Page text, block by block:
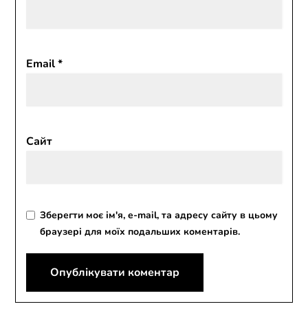
Email*
Сайт
Зберегти моє ім'я, e-mail, та адресу сайту в цьому
браузері для моїх подальших коментарів.